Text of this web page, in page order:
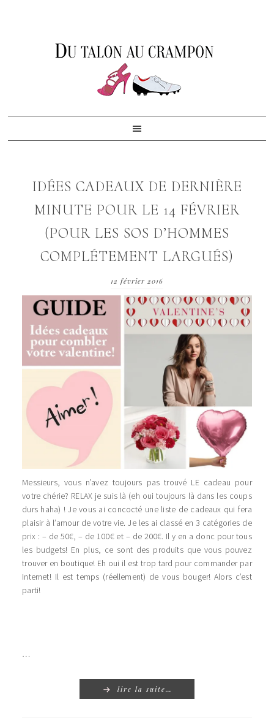
IDÉES CADEAUX DE DERNIÈRE
MINUTE POUR LE 14 FÉVRIER
(POUR LES SOS D’HOMMES
COMPLÉTEMENT LARGUÉS)
12 février 2016
Messieurs, vous n’avez toujours pas trouvé LE cadeau pour
votre chérie? RELAX je suis là (eh oui toujours là dans les coups
durs haha) ! Je vous ai concocté une liste de cadeaux qui fera
plaisir à l’amour de votre vie. Je les ai classé en 3 catégories de
prix : – de 50€, – de 100€ et – de 200€. Il y en a donc pour tous
les budgets! En plus, ce sont des produits que vous pouvez
trouver en boutique! Eh oui il est trop tard pour commander par
Internet! Il est temps (réellement) de vous bouger! Alors c’est
parti!
…
lire la suite…